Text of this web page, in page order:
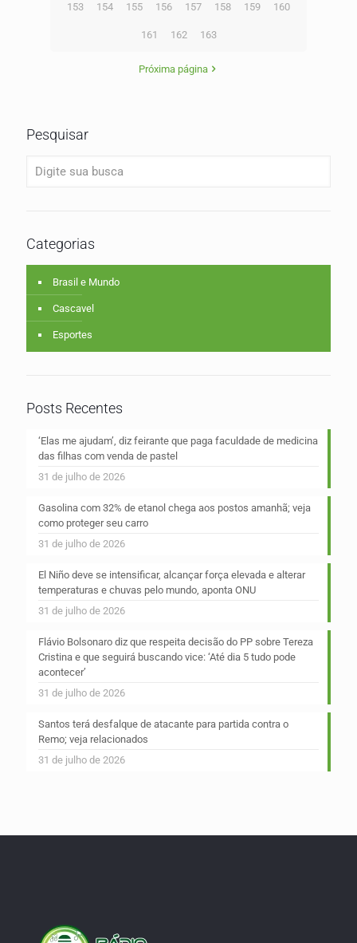
153 154 155 156 157 158 159 160
161 162 163
Próxima página
Pesquisar
Categorias
Brasil e Mundo
Cascavel
Esportes
Posts Recentes
‘Elas me ajudam’, diz feirante que paga faculdade de medicina
das filhas com venda de pastel
31 de julho de 2026
Gasolina com 32% de etanol chega aos postos amanhã; veja
como proteger seu carro
31 de julho de 2026
El Niño deve se intensificar, alcançar força elevada e alterar
temperaturas e chuvas pelo mundo, aponta ONU
31 de julho de 2026
Flávio Bolsonaro diz que respeita decisão do PP sobre Tereza
Cristina e que seguirá buscando vice: ‘Até dia 5 tudo pode
acontecer’
31 de julho de 2026
Santos terá desfalque de atacante para partida contra o
Remo; veja relacionados
31 de julho de 2026